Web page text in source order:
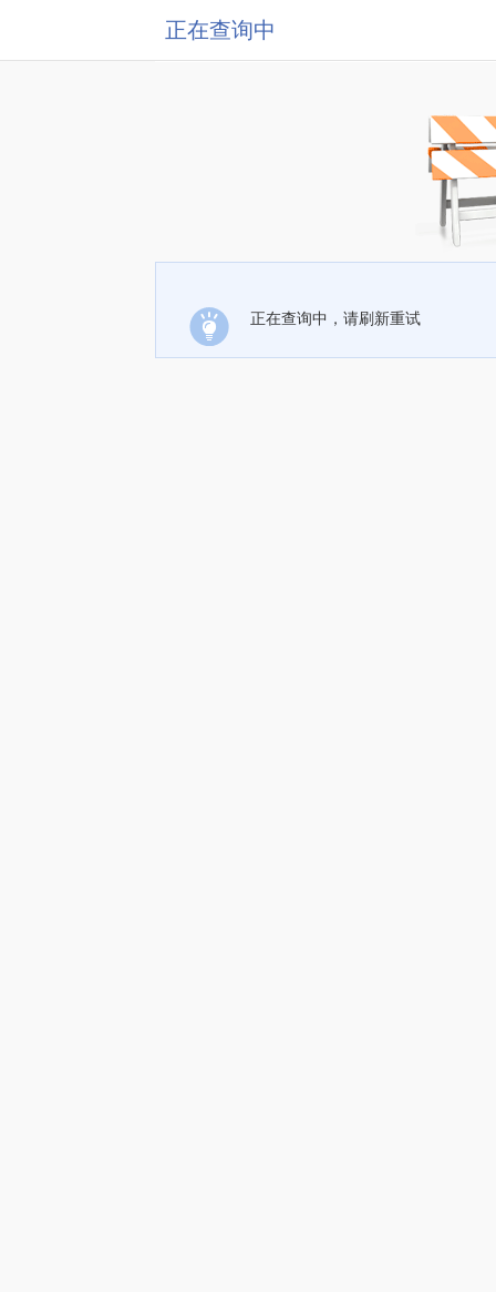
正在查询中
正在查询中，请刷新重试